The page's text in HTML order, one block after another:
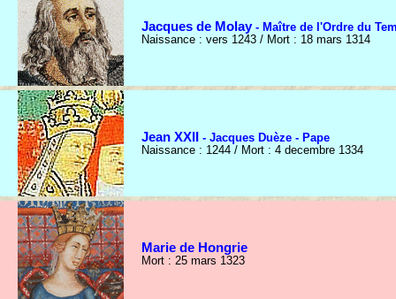
Jacques de Molay- Maître de l'Ordre du
Naissance : vers 1243 / Mort : 18 mars 1314
Jean XXII - Jacques Duèze - Pape
Naissance : 1244 / Mort : 4 decembre 1334
Marie de Hongrie
Mort : 25 mars 1323